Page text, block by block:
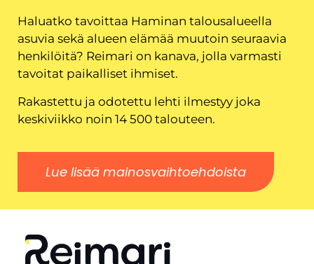
Haluatko tavoittaa Haminan talousalueella
asuvia sekä alueen elämää muutoin seuraavia
henkilöitä? Reimari on kanava, jolla varmasti
tavoitat paikalliset ihmiset.
Rakastettu ja odotettu lehti ilmestyy joka
keskiviikko noin 14 500 talouteen.
Lue lisää mainosvaihtoehdoista